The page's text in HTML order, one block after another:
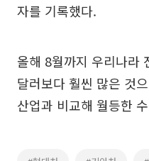
자를 기록했다.
올해 8월까지 우리나라
달러보다 훨씬 많은 것
산업과 비교해 월등한